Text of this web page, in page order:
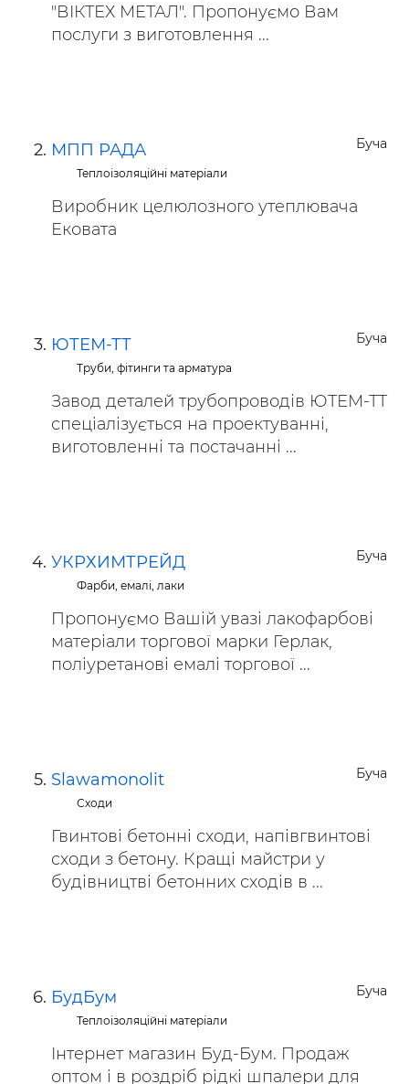
"ВІКТЕХ МЕТАЛ". Пропонуємо Вам
послуги з виготовлення ...
Буча
МПП РАДА
Теплоізоляційні матеріали
Виробник целюлозного утеплювача
Ековата
Буча
ЮТЕМ-ТТ
Труби, фітинги та арматура
Завод деталей трубопроводів ЮТЕМ-ТТ
спеціалізується на проектуванні,
виготовленні та постачанні ...
Буча
УКРХИМТРЕЙД
Фарби, емалі, лаки
Пропонуємо Вашій увазі лакофарбові
матеріали торгової марки Герлак,
поліуретанові емалі торгової ...
Буча
Slawamonolit
Сходи
Гвинтові бетонні сходи, напівгвинтові
сходи з бетону. Кращі майстри у
будівництві бетонних сходів в ...
Буча
БудБум
Теплоізоляційні матеріали
Інтернет магазин Буд-Бум. Продаж
оптом і в роздріб рідкі шпалери для